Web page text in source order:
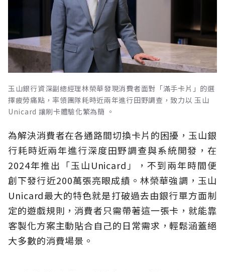
玉山銀行資深副總經理林榮華發現消費者面對「滿手卡片」的選
擇疲勞痛點，率領團隊耗時近兩年進行田野調查，致力以 玉山
Unicard 讓刷卡體驗化繁為簡 。
為解決消費者在各通路間切換卡片的困擾，玉山銀
行耗時近兩年進行深度田野調查與系統開發，在
2024年推出「玉山Unicard」，不到兩年時間便
創下發行近200萬張亮眼成績。林榮華強調，玉山
Unicard最大的特色就是打破過去由銀行單方面制
定的遊戲規則，消費者只需帶著這一張卡，就能靠
客製化方案主動貼合自己的日常需求，輕鬆涵蓋絕
大多數的消費場景。